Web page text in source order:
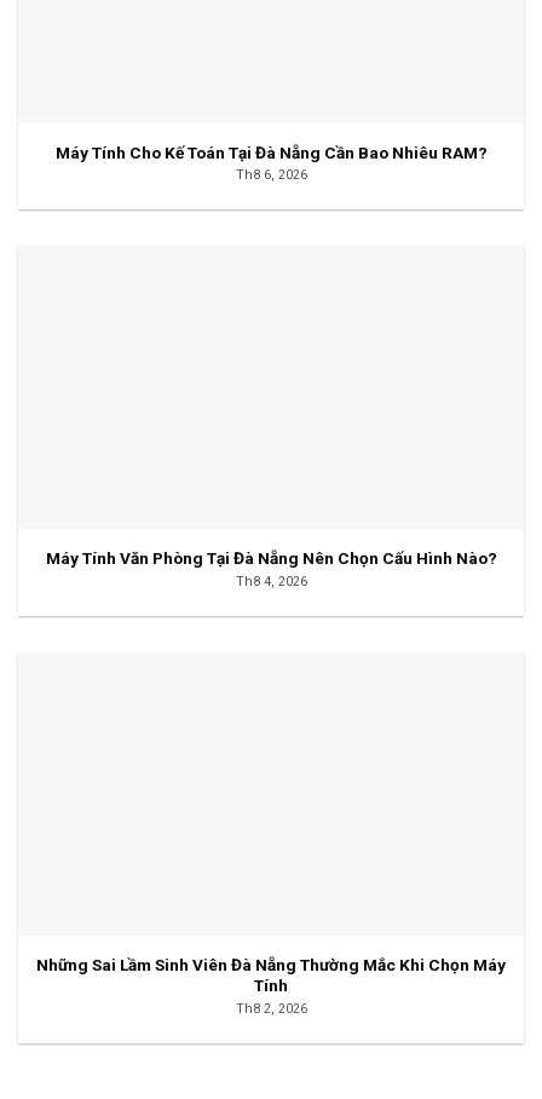
Máy Tính Cho Kế Toán Tại Đà Nẵng Cần Bao Nhiêu RAM?
Th8 6, 2026
Máy Tính Văn Phòng Tại Đà Nẵng Nên Chọn Cấu Hình Nào?
Th8 4, 2026
Những Sai Lầm Sinh Viên Đà Nẵng Thường Mắc Khi Chọn Máy
Tính
Th8 2, 2026